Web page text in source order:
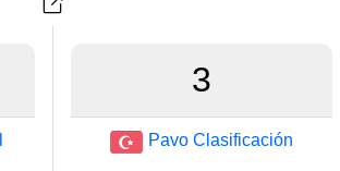
3
Pavo Clasificación